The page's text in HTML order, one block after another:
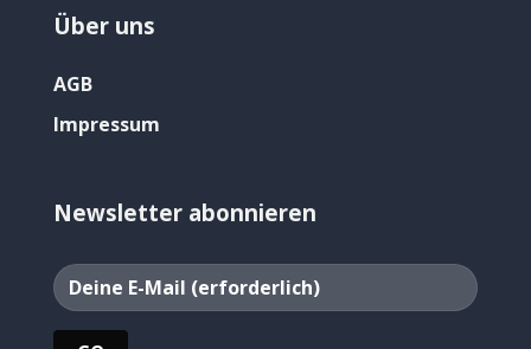
Über uns
AGB
Impressum
Newsletter abonnieren